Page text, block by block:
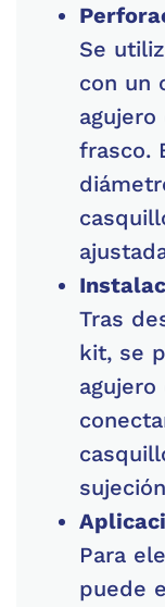
Se
con un
frasco.
Tras
kit, se
Para
puede